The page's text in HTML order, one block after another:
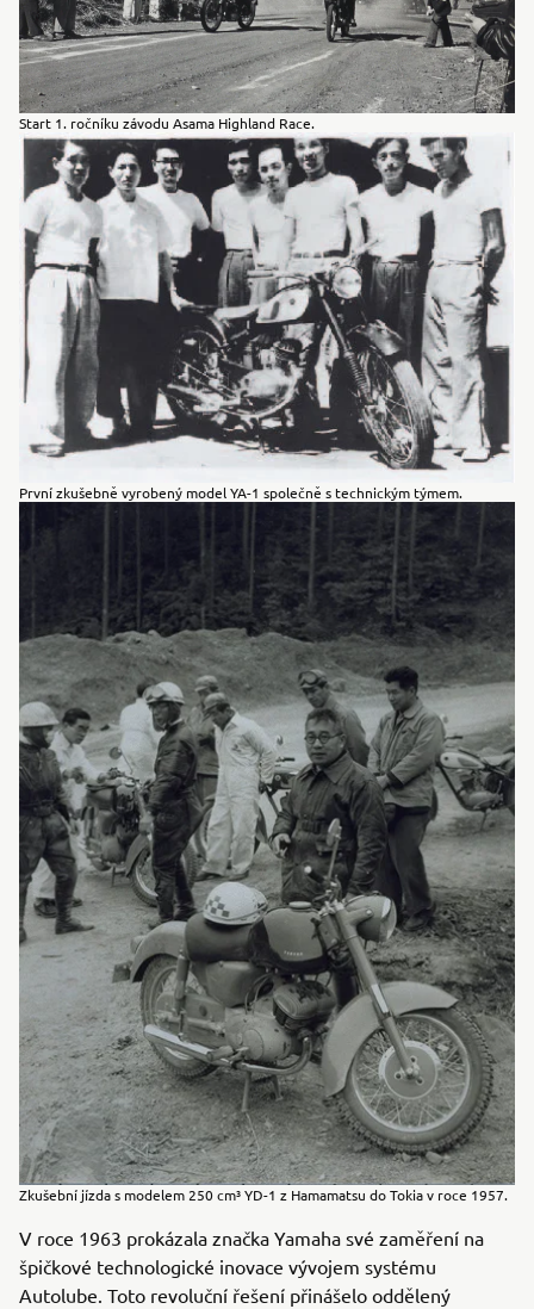
Start 1. ročníku závodu Asama Highland Race.
První zkušebně vyrobený model YA-1 společně s technickým týmem.
Zkušební jízda s modelem 250 cm³ YD-1 z Hamamatsu do Tokia v roce 1957.
V roce 1963 prokázala značka Yamaha své zaměření na
špičkové technologické inovace vývojem systému
Autolube. Toto revoluční řešení přinášelo oddělený